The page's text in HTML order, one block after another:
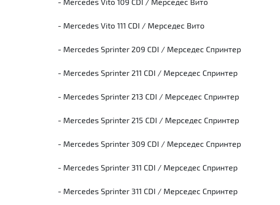
- Mercedes Vito 111 CDI / Мерседес Вито
- Mercedes Sprinter 209 CDI / Мерседес Спринтер
- Mercedes Sprinter 211 CDI / Мерседес Спринтер
- Mercedes Sprinter 213 CDI / Мерседес Спринтер
- Mercedes Sprinter 215 CDI / Мерседес Спринтер
- Mercedes Sprinter 309 CDI / Мерседес Спринтер
- Mercedes Sprinter 311 CDI / Мерседес Спринтер
- Mercedes Sprinter 311 CDI / Мерседес Спринтер